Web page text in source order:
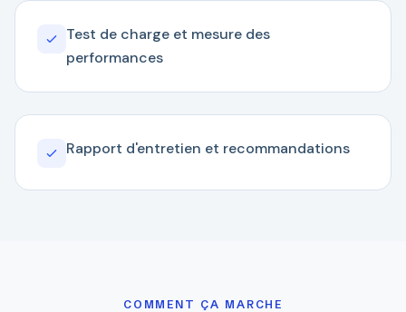
Test de charge et mesure des
performances
Rapport d'entretien et recommandations
COMMENT ÇA MARCHE